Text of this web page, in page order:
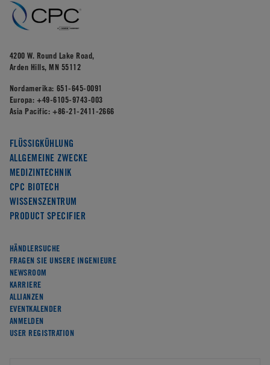
4200 W. Round Lake Road,
Arden Hills, MN 55112
Nordamerika: 651-645-0091
Europa: +49-6105-9743-003
Asia Pacific: +86-21-2411-2666
FLÜSSIGKÜHLUNG
ALLGEMEINE ZWECKE
MEDIZINTECHNIK
CPC BIOTECH
WISSENSZENTRUM
PRODUCT SPECIFIER
HÄNDLERSUCHE
FRAGEN SIE UNSERE INGENIEURE
NEWSROOM
KARRIERE
ALLIANZEN
EVENTKALENDER
ANMELDEN
USER REGISTRATION